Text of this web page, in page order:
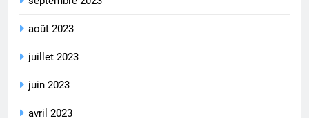
août 2023
juillet 2023
juin 2023
avril 2023